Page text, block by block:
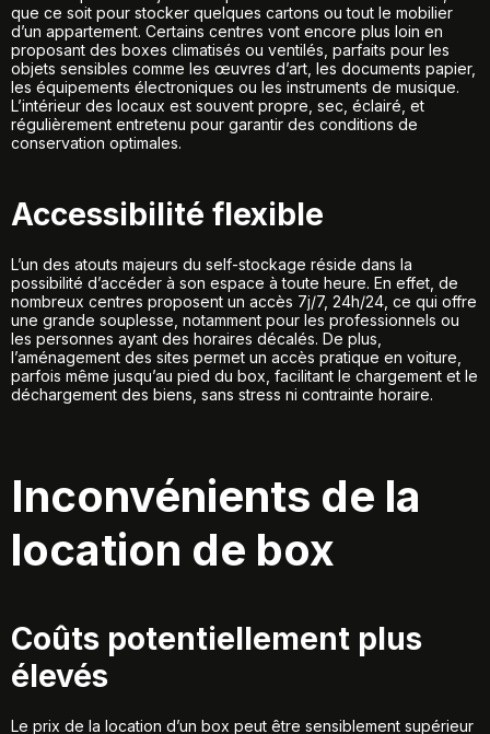
que ce soit pour stocker quelques cartons ou tout le mobilier
d’un appartement. Certains centres vont encore plus loin en
proposant des boxes climatisés ou ventilés, parfaits pour les
objets sensibles comme les œuvres d’art, les documents papier,
les équipements électroniques ou les instruments de musique.
L’intérieur des locaux est souvent propre, sec, éclairé, et
régulièrement entretenu pour garantir des conditions de
conservation optimales.
Accessibilité flexible
L’un des atouts majeurs du self-stockage réside dans la
possibilité d’accéder à son espace à toute heure. En effet, de
nombreux centres proposent un accès 7j/7, 24h/24, ce qui offre
une grande souplesse, notamment pour les professionnels ou
les personnes ayant des horaires décalés. De plus,
l’aménagement des sites permet un accès pratique en voiture,
parfois même jusqu’au pied du box, facilitant le chargement et le
déchargement des biens, sans stress ni contrainte horaire.
Inconvénients de la
location de box
Coûts potentiellement plus
élevés
Le prix de la location d’un box peut être sensiblement supérieur